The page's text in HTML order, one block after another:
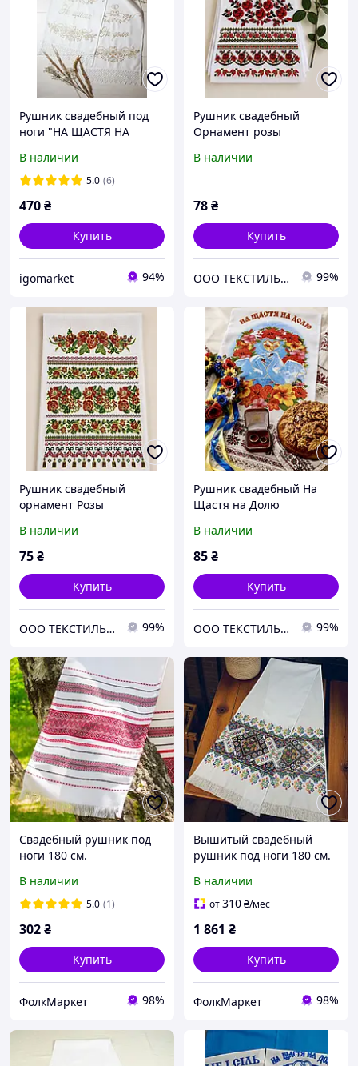
Рушник свадебный под
ноги "НА ЩАСТЯ НА
В наличии
5.0 (6)
470₴
Купить
igomarket 94%
Рушник свадебный
Орнамент розы
В наличии
78₴
Купить
ООО ТЕКСТИЛЬ ГРУП 99%
Рушник свадебный
орнамент Розы
В наличии
75₴
Купить
ООО ТЕКСТИЛЬ ГРУП 99%
Рушник свадебный На
Щастя на Долю
В наличии
85₴
Купить
ООО ТЕКСТИЛЬ ГРУП 99%
Свадебный рушник под
ноги 180 см.
В наличии
5.0 (1)
302₴
Купить
ФолкМаркет 98%
Вышитый свадебный
рушник под ноги 180 см.
В наличии
от310₴/мес
1 861 ₴
Купить
ФолкМаркет 98%